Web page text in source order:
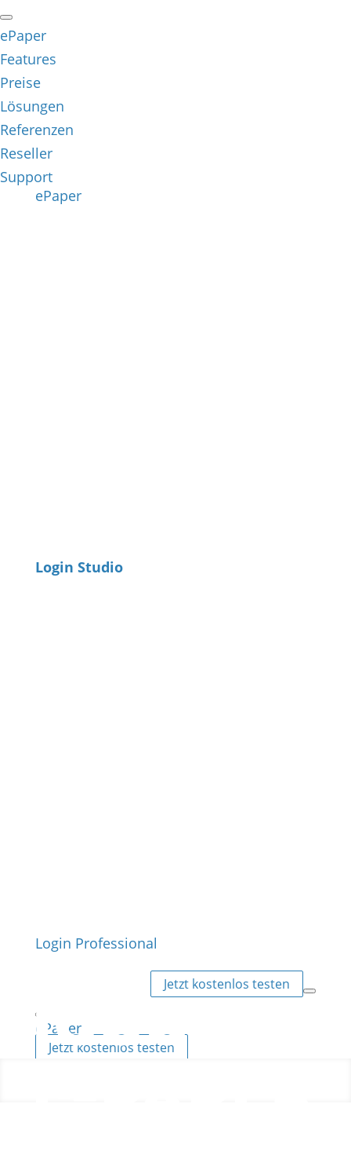
ePaper
Features
Preise
Lösungen
Referenzen
Reseller
Support
ePaper
Login Studio
Login Professional
Jetzt kostenlos testen
ePaper
Jetzt kostenlos testen